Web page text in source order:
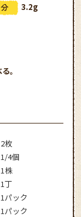
3.2g
。
2枚
1/4個
1株
1丁
1パック
1パック